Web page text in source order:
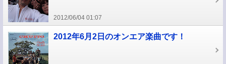
2012/06/04 01:07
2012年6月2日のオンエア楽曲です！